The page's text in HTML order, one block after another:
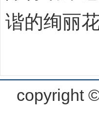
谐的绚丽花
copyright